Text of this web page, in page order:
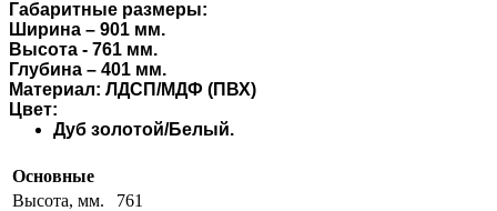
Габаритные размеры:
Ширина – 901 мм.
Высота - 761 мм.
Глубина – 401 мм.
Материал: ЛДСП/МДФ (ПВХ)
Цвет:
Дуб золотой/Белый.
Основные
Высота, мм.
761